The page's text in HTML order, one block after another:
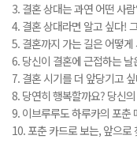
3. 결혼 상대는 과연 어떤 사
4. 결혼 상대라면 알고 싶다!
5. 결혼까지 가는 길은 어떻게
6. 당신이 결혼에 근접하는 날
7. 결혼 시기를 더 앞당기고
8. 당연히 행복할까요? 당신
9. 이브루루도 하루카의 포춘
10. 포춘 카드로 보는, 앞으로